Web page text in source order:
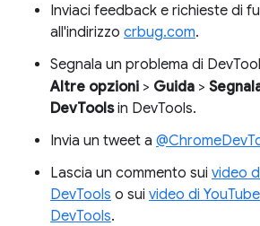
Inviaci feedback e richieste di
all'indirizzo crbug.com.
Segnala un problema di
Altre opzioni > Guida >
DevToolsin DevTools.
Invia un tweet a
Lascia un commento sui video
DevTools o sui video di
DevTools.